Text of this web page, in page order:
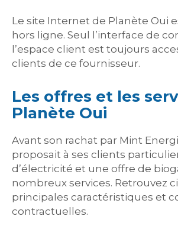
Le site Internet de Planète Oui
hors ligne. Seul l’interface de
l’espace client est toujours
clients de ce fournisseur.
Les offres et les
Planète Oui
Avant son rachat par Mint
proposait à ses clients
d’électricité et une offre de
nombreux services. Retrouvez
principales caractéristiques et
contractuelles.